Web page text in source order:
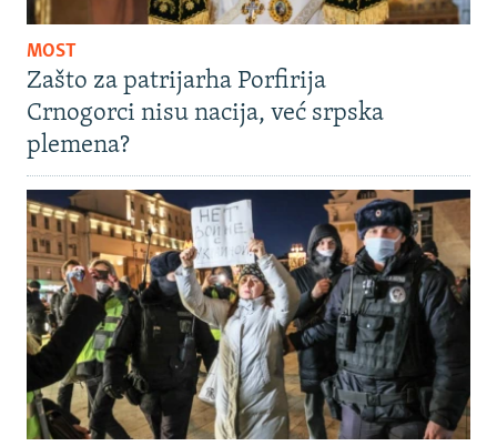
MOST
Zašto za patrijarha Porfirija
Crnogorci nisu nacija, već srpska
plemena?